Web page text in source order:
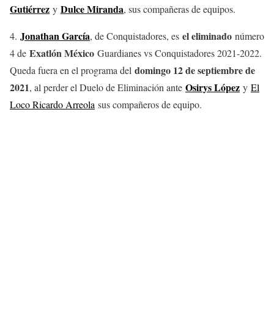
Gutiérrez y Dulce Miranda, sus compañeras de equipos.
4. Jonathan García, de Conquistadores, es el eliminado número
4 de Exatlón México Guardianes vs Conquistadores 2021-2022.
Queda fuera en el programa del domingo 12 de septiembre de
2021, al perder el Duelo de Eliminación ante Osirys López y El
Loco Ricardo Arreola sus compañeros de equipo.